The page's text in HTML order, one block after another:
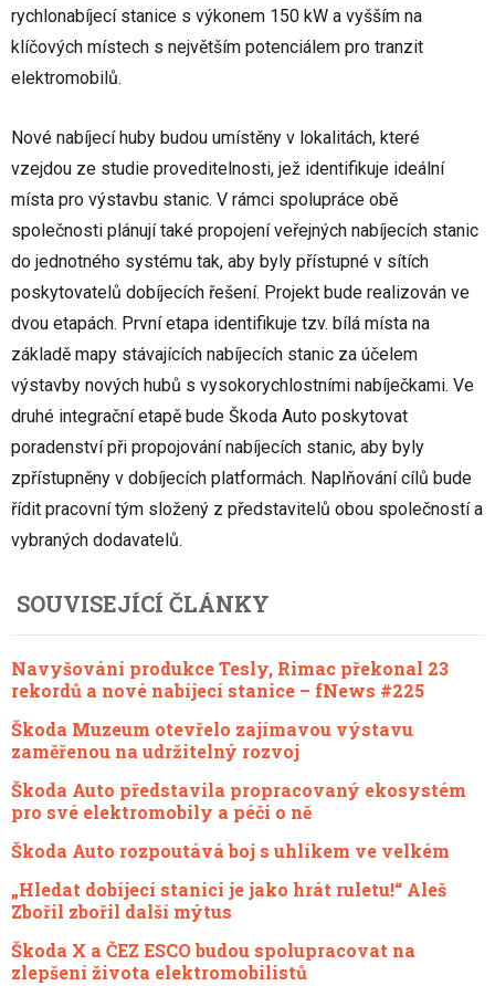
rychlonabíjecí stanice s výkonem 150 kW a vyšším na
klíčových místech s největším potenciálem pro tranzit
elektromobilů.
Nové nabíjecí huby budou umístěny v lokalitách, které
vzejdou ze studie proveditelnosti, jež identifikuje ideální
místa pro výstavbu stanic. V rámci spolupráce obě
společnosti plánují také propojení veřejných nabíjecích stanic
do jednotného systému tak, aby byly přístupné v sítích
poskytovatelů dobíjecích řešení. Projekt bude realizován ve
dvou etapách. První etapa identifikuje tzv. bílá místa na
základě mapy stávajících nabíjecích stanic za účelem
výstavby nových hubů s vysokorychlostními nabíječkami. Ve
druhé integrační etapě bude Škoda Auto poskytovat
poradenství při propojování nabíjecích stanic, aby byly
zpřístupněny v dobíjecích platformách. Naplňování cílů bude
řídit pracovní tým složený z představitelů obou společností a
vybraných dodavatelů.
SOUVISEJÍCÍ ČLÁNKY
Navyšování produkce Tesly, Rimac překonal 23
rekordů a nové nabíjecí stanice – fNews #225
Škoda Muzeum otevřelo zajímavou výstavu
zaměřenou na udržitelný rozvoj
Škoda Auto představila propracovaný ekosystém
pro své elektromobily a péči o ně
Škoda Auto rozpoutává boj s uhlíkem ve velkém
„Hledat dobíjecí stanici je jako hrát ruletu!“ Aleš
Zbořil zbořil další mýtus
Škoda X a ČEZ ESCO budou spolupracovat na
zlepšení života elektromobilistů